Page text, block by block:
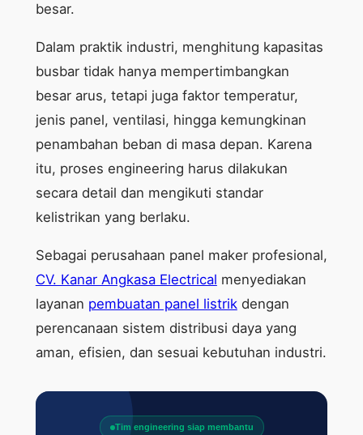
besar.
Dalam praktik industri, menghitung kapasitas
busbar tidak hanya mempertimbangkan
besar arus, tetapi juga faktor temperatur,
jenis panel, ventilasi, hingga kemungkinan
penambahan beban di masa depan. Karena
itu, proses engineering harus dilakukan
secara detail dan mengikuti standar
kelistrikan yang berlaku.
Sebagai perusahaan panel maker profesional,
CV. Kanar Angkasa Electrical menyediakan
layanan pembuatan panel listrikdengan
perencanaan sistem distribusi daya yang
aman, efisien, dan sesuai kebutuhan industri.
Tim engineering siap membantu